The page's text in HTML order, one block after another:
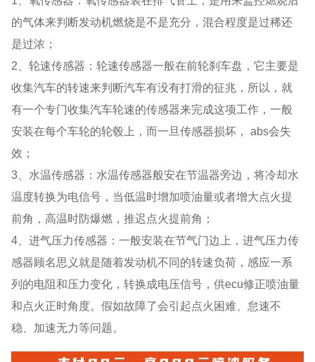
的气体来判断发动机燃烧是不是充分，混合程度是过稀还
是过浓；
2、轮速传感器：轮速传感器一般在前轮刹车盘，它主要是
收集汽车的转速来判断汽车有没有打滑的征兆，所以，就
有一个专门收集汽车轮速的传感器来完成这项工作，一般
安装在每个车轮的轮毂上，而一旦传感器损坏， abs会失
效；
3、水温传感器：水温传感器般安在节温器旁边，将冷却水
温度转换为电信号，当低温时增加喷油量或者增大点火提
前角，高温时防爆燃，推迟点火提前角；
4、进气压力传感器：一般安装在节气门边上，进气压力传
感器顾名思义就是随着发动机不同的转速负荷，感应一系
列的电阻和压力变化，转换成电压信号，供ecu修正喷油量
和点火正时角度。假如故障了会引起点火困难、怠速不
稳、加速无力等问题。